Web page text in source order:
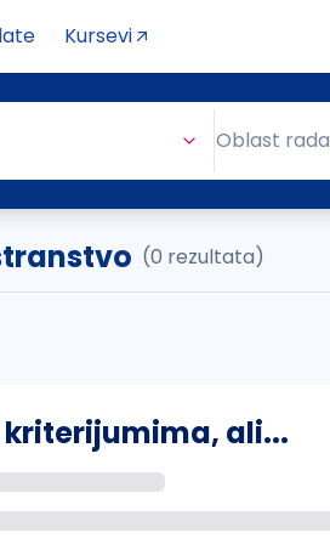
Kursevi
Oblast rada
(0 rezultata)
ali...